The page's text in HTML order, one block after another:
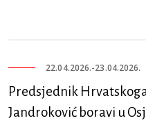
22.04.2026.-23.04.2026.
Predsjednik
Jandroković boravi u